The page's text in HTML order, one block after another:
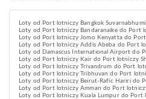
Loty od Port lotniczy Bangkok
Loty od Port lotniczy Bandaranaike do Port
Loty od Port lotniczy Jomo Kenyatta do
Loty od Port lotniczy Addis Abeba do Port
Loty od Damascus International Airport do
Loty od Port lotniczy Kair do Port lotniczy
Loty od Port lotniczy Trivandrum do Port
Loty od Port lotniczy Tribhuvan do Port
Loty od Port lotniczy Beirut-Rafic Hariri do
Loty od Port lotniczy Amman do Port
Loty od Port lotniczy Kuala Lumpur do Port